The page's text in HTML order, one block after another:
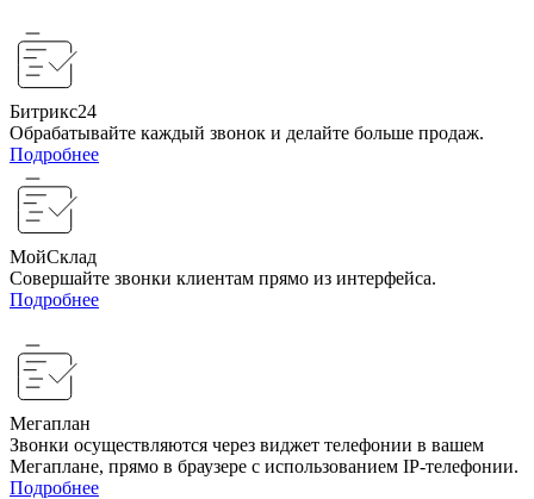
Битрикс24
Обрабатывайте каждый звонок и делайте больше продаж.
Подробнее
МойСклад
Совершайте звонки клиентам прямо из интерфейса.
Подробнее
Мегаплан
Звонки осуществляются через виджет телефонии в вашем
Мегаплане, прямо в браузере с использованием IP-телефонии.
Подробнее